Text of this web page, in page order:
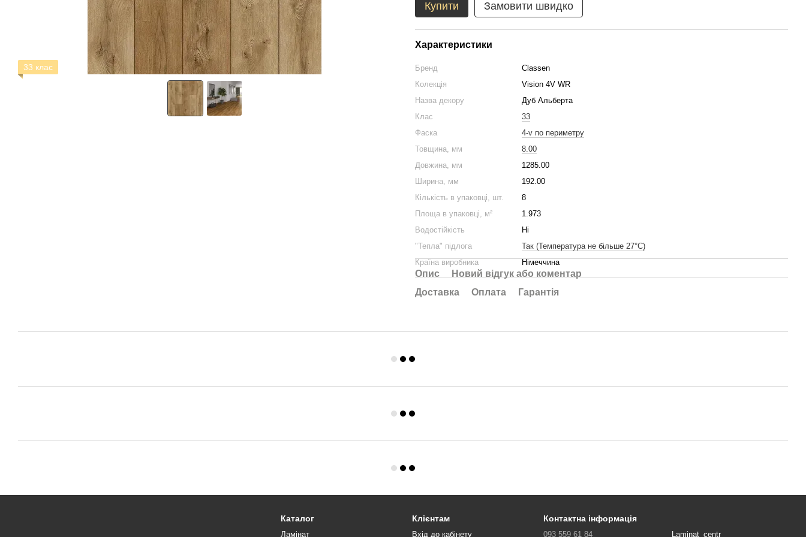
33 клас
Купити Замовити швидко
Характеристики
Бренд
Classen
Колекція
Vision 4V WR
Назва декору
Дуб Альберта
Клас
33
Фаска
4-v по периметру
Товщина, мм
8.00
Довжина, мм
1285.00
Ширина, мм
192.00
Кількість в упаковці, шт.
8
Площа в упаковці, м²
1.973
Водостійкість
Ні
"Тепла" підлога
Так (Температура не більше 27°C)
Країна виробника
Німеччина
Опис
Новий відгук або коментар
Доставка
Оплата Гарантія
Каталог
Ламінат
Клієнтам
Вхід до кабінету
Контактна інформація
093 559 61 84 Laminat_centr